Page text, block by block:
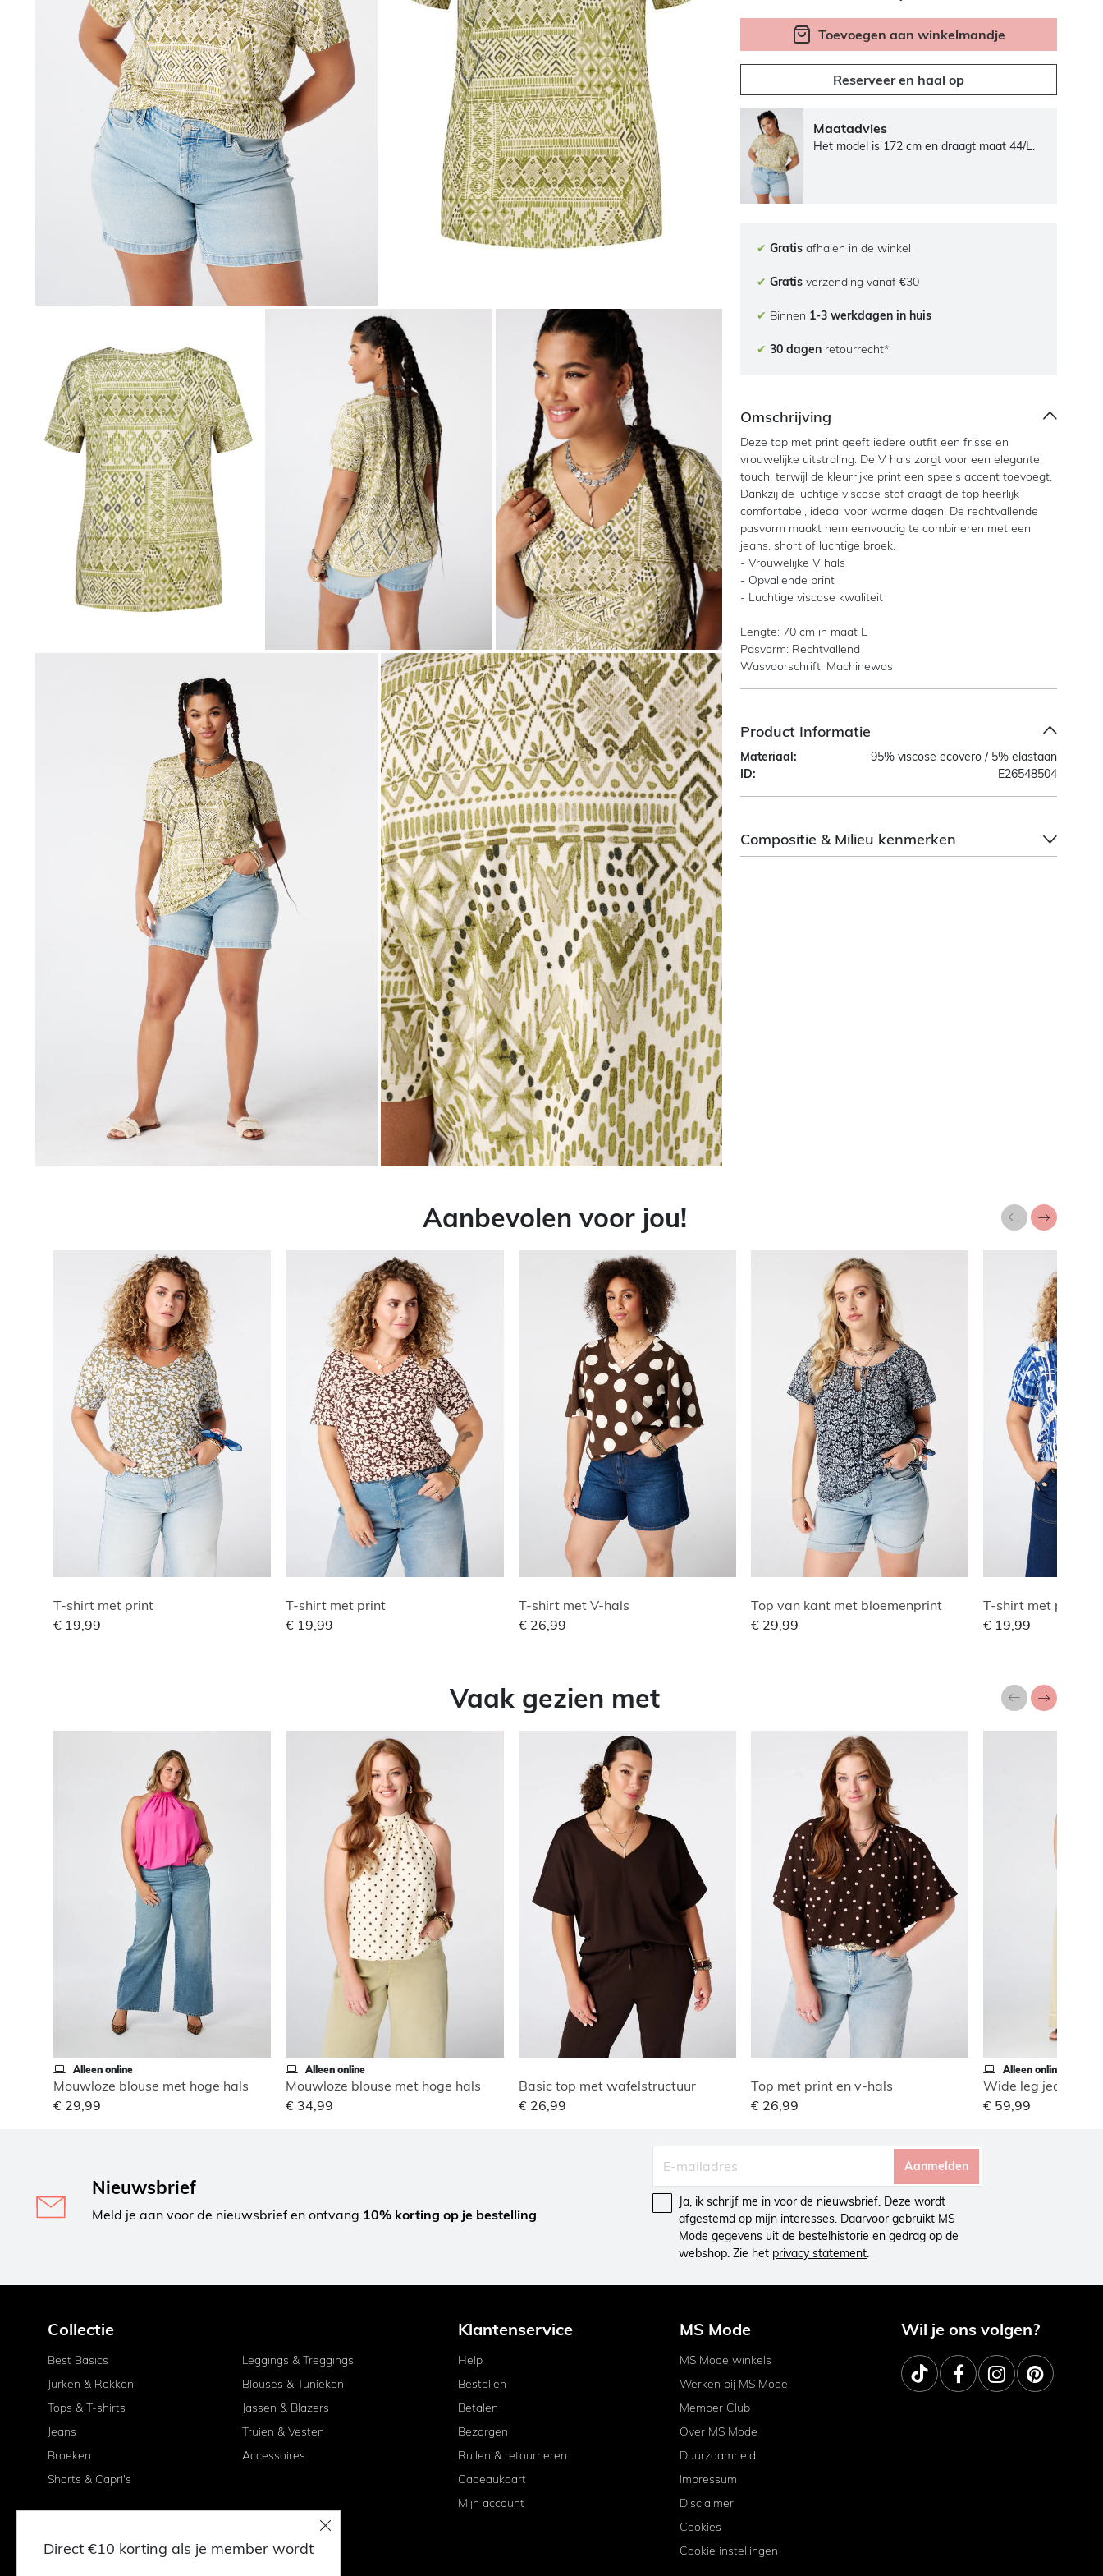
Toevoegen aan winkelmandje
Reserveer en haal op
Maatadvies
Het model is 172 cm en draagt maat 44/L.
✔ Gratis afhalen in de winkel
✔ Gratis verzending vanaf €30
✔ Binnen 1-3 werkdagen in huis
✔ 30 dagen retourrecht*
Omschrijving
Deze top met print geeft iedere outfit een frisse en
vrouwelijke uitstraling. De V hals zorgt voor een elegante
touch, terwijl de kleurrijke print een speels accent toevoegt.
Dankzij de luchtige viscose stof draagt de top heerlijk
comfortabel, ideaal voor warme dagen. De rechtvallende
pasvorm maakt hem eenvoudig te combineren met een
jeans, short of luchtige broek.
- Vrouwelijke V hals
- Opvallende print
- Luchtige viscose kwaliteit
Lengte: 70 cm in maat L
Pasvorm: Rechtvallend
Wasvoorschrift: Machinewas
Product Informatie
Materiaal:
95% viscose ecovero / 5% elastaan
ID:
E26548504
Compositie & Milieu kenmerken
Aanbevolen voor jou!
T-shirt met print
€ 19,99
T-shirt met print
€ 19,99
T-shirt met V-hals
€ 26,99
Top van kant met bloemenprint
€ 29,99
T-shirt met print
€ 19,99
Vaak gezien met
Alleen online
Mouwloze blouse met hoge hals
€ 29,99
Alleen online
Mouwloze blouse met hoge hals
€ 34,99
Basic top met wafelstructuur
€ 26,99
Top met print en v-hals
€ 26,99
Alleen online
€ 59,99
Nieuwsbrief
Meld je aan voor de nieuwsbrief en ontvang 10% korting op je bestelling
Aanmelden
Ja, ik schrijf me in voor de nieuwsbrief. Deze wordt
afgestemd op mijn interesses. Daarvoor gebruikt MS
Mode gegevens uit de bestelhistorie en gedrag op de
webshop. Zie het privacy statement.
Collectie
Best Basics
Jurken & Rokken
Tops & T-shirts
Jeans
Broeken
Shorts & Capri's
Leggings & Treggings
Blouses & Tunieken
Jassen & Blazers
Truien & Vesten
Accessoires
Klantenservice
Help
Bestellen
Betalen
Bezorgen
Ruilen & retourneren
Cadeaukaart
Mijn account
MS Mode
MS Mode winkels
Werken bij MS Mode
Member Club
Over MS Mode
Duurzaamheid
Impressum
Disclaimer
Cookies
Cookie instellingen
Wil je ons volgen?
Direct €10 korting als je member wordt